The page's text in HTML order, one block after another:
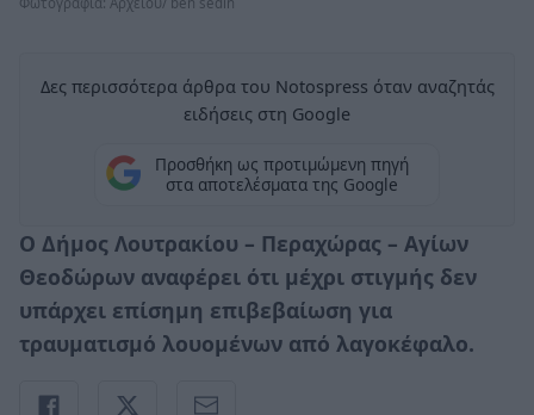
Δες περισσότερα άρθρα του Notospress όταν αναζητάς
ειδήσεις στη Google
Προσθήκη ως προτιμώμενη πηγή
στα αποτελέσματα της Google
Ο Δήμος Λουτρακίου – Περαχώρας – Αγίων
Θεοδώρων αναφέρει ότι μέχρι στιγμής δεν
υπάρχει επίσημη επιβεβαίωση για
τραυματισμό λουομένων από λαγοκέφαλο.